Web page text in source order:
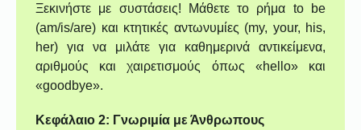
Ξεκινήστε με συστάσεις! Μάθετε το ρήμα to be
(am/is/are) και κτητικές αντωνυμίες (my, your, his,
her) για να μιλάτε για καθημερινά αντικείμενα,
αριθμούς και χαιρετισμούς όπως «hello» και
«goodbye».
Κεφάλαιο 2: Γνωριμία με Άνθρωπους